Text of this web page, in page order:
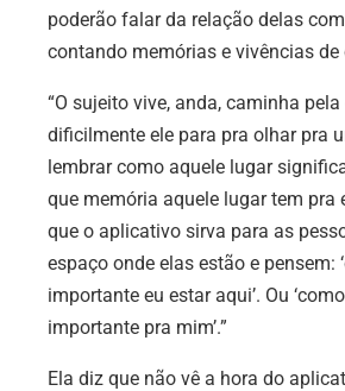
poderão falar da relação delas
contando memórias e vivências de
“O sujeito vive, anda, caminha
dificilmente ele para pra olhar pra
lembrar como aquele lugar
que memória aquele lugar tem pra
que o aplicativo sirva para as
espaço onde elas estão e pensem:
importante eu estar aqui’. Ou
importante pra mim’.”
Ela diz que não vê a hora do